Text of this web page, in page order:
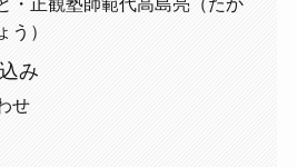
）
み
せ